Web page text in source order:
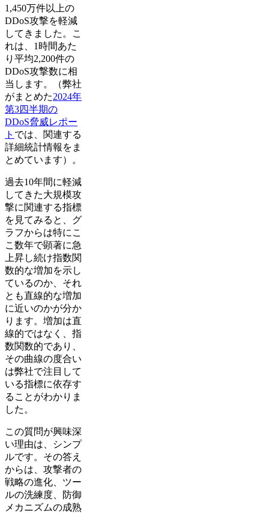
1,450万件以上の
DDoS攻撃を軽減
してきました。こ
れは、1時間あた
り平均2,200件の
DDoS攻撃数に相
当します。（弊社
がまとめた2024年
第3四半期の
DDoS脅威レポー
ト では、関連する
詳細統計情報をま
とめています）。
過去10年間に軽減
してきた大規模攻
撃に関連する指標
を見てみると、グ
ラフからは特にこ
こ数年で顕著に急
上昇し続け指数関
数的な増加を示し
ているのか、それ
とも直線的な増加
に近いのかが分か
ります。増加は直
線的ではなく、指
数関数的であり、
その曲線の度合い
は弊社で注目して
いる指標に依存す
ることがわかりま
した。
この質問が興味深
い理由は、シンプ
ルです。その答え
からは、攻撃者の
戦略の進化、ツー
ルの洗練度、防御
メカニズムの成熟